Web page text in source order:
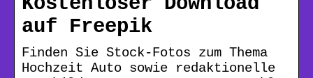
auf Freepik
Finden Sie Stock-Fotos zum Thema
Hochzeit Auto sowie redaktionelle